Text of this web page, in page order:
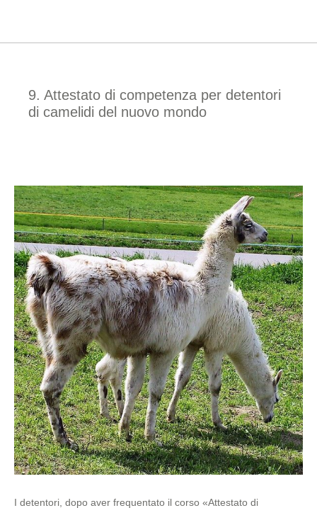
9. Attestato di competenza per detentori
di camelidi del nuovo mondo
I detentori, dopo aver frequentato il corso «Attestato di